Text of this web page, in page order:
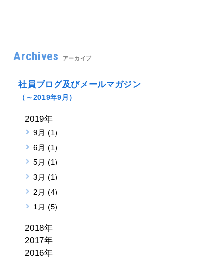
Archives アーカイブ
社員ブログ及びメールマガジン
（～2019年9月）
2019年
9月 (1)
6月 (1)
5月 (1)
3月 (1)
2月 (4)
1月 (5)
2018年
2017年
2016年